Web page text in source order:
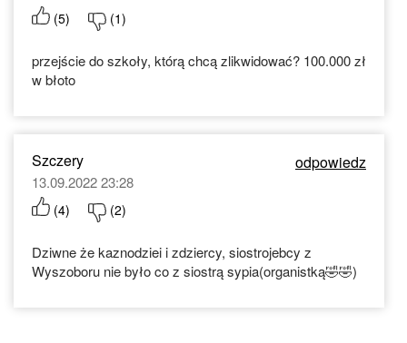
(5) (1)
przejście do szkoły, którą chcą zlikwidować? 100.000 zł
w błoto
Szczery odpowiedz
13.09.2022 23:28
(4) (2)
Dziwne że kaznodziei i zdziercy, siostrojebcy z
Wyszoboru nie było co z siostrą sypia(organistką🤣🤣)